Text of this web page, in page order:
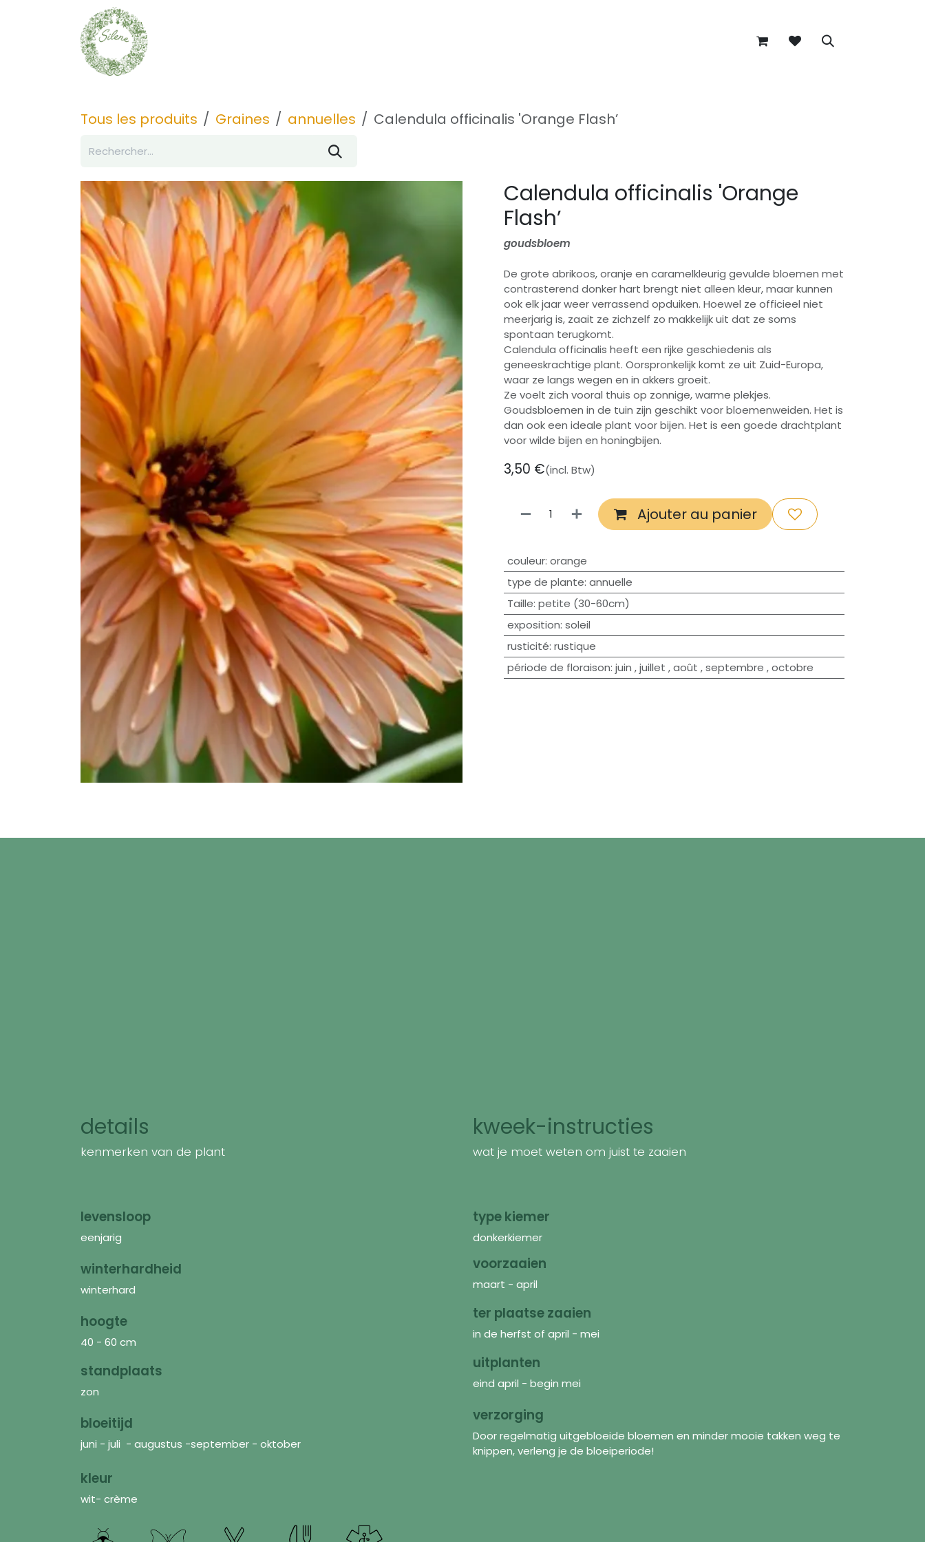
Se rendre au contenu
Tous les produits Graines annuelles Calendula officinalis 'Orange Flash’
Calendula officinalis 'Orange
Flash’
goudsbloem
De grote abrikoos, oranje en caramelkleurig gevulde bloemen met
contrasterend donker hart brengt niet alleen kleur, maar kunnen
ook elk jaar weer verrassend opduiken. Hoewel ze officieel niet
meerjarig is, zaait ze zichzelf zo makkelijk uit dat ze soms
spontaan terugkomt.
Calendula officinalis heeft een rijke geschiedenis als
geneeskrachtige plant. Oorspronkelijk komt ze uit Zuid-Europa,
waar ze langs wegen en in akkers groeit.
Ze voelt zich vooral thuis op zonnige, warme plekjes.
Goudsbloemen in de tuin zijn geschikt voor bloemenweiden. Het is
dan ook een ideale plant voor bijen. Het is een goede drachtplant
voor wilde bijen en honingbijen.
3,50 €(incl. Btw)
Ajouter au panier
couleur: orange
type de plante: annuelle
Taille: petite (30-60cm)
exposition: soleil
rusticité: rustique
période de floraison: juin ,juillet ,août ,septembre ,octobre
details
kenmerken van de plant
levensloop
eenjarig
winterhardheid
winterhard
hoogte
40 - 60 cm
standplaats
zon
bloeitijd
juni - juli - augustus -september - oktober
kleur
wit- crème
kweek-instructies
wat je moet weten om juist te zaaien
type kiemer
donkerkiemer
voorzaaien
maart - april
ter plaatse zaaien
in de herfst of april - mei
uitplanten
eind april - begin mei
verzorging
Door regelmatig uitgebloeide bloemen en minder mooie takken weg te
knippen, verleng je de bloeiperiode!